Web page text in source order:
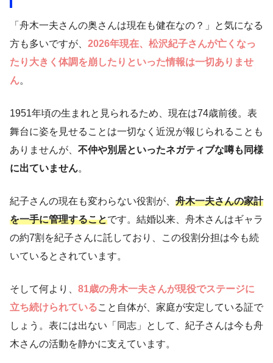
「舟木一夫さんの奥さんは現在も健在なの？」と気になる
方も多いですが、 2026年現在、松沢紀子さんが亡くなっ
たり大きく体調を崩したりといった情報は一切ありませ
ん。
1951年頃の生まれと見られるため、現在は74歳前後。表
舞台に姿を見せることは一切なく近況が報じられることも
ありませんが、 不仲や別居といったネガティブな噂も同様
に出ていません。
紀子さんの現在も変わらない役割が、 舟木一夫さんの家計
を一手に管理することです。結婚以来、舟木さんはギャラ
の約7割を紀子さんに託しており、この役割分担は今も続
いているとされています。
そして何より、 81歳の舟木一夫さんが現役でステージに
立ち続けられていること自体が、家庭が安定している証で
しょう。表には出ない「同志」として、紀子さんは今も舟
木さんの活動を静かに支えています。